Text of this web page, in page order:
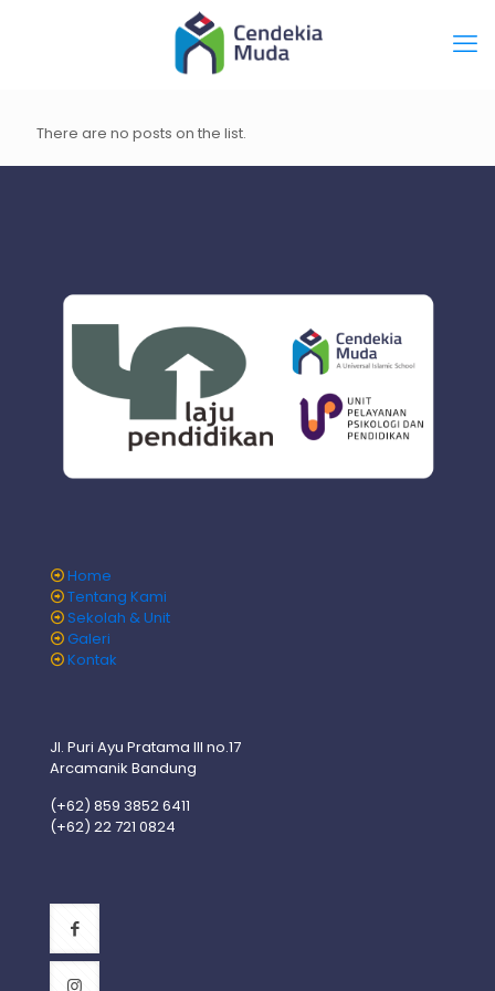
There are no posts on the list.
Home
Tentang Kami
Sekolah & Unit
Galeri
Kontak
Jl. Puri Ayu Pratama III no.17
Arcamanik Bandung
(+62) 859 3852 6411
(+62) 22 721 0824